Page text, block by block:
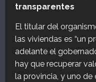
transparentes
El titular del
las viviendas es “un
adelante el
hay que recuperar
la provincia, y uno de